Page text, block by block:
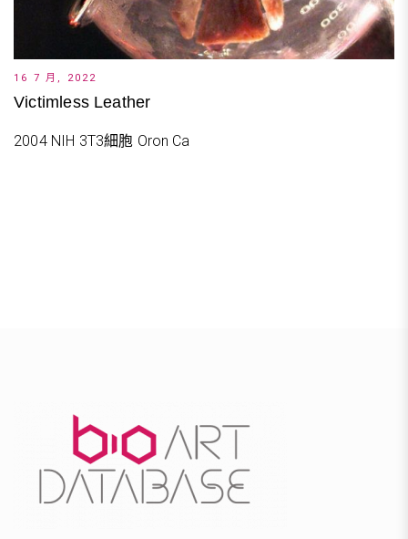
16 7 月, 2022
Victimless Leather
2004 NIH 3T3細胞 Oron Ca